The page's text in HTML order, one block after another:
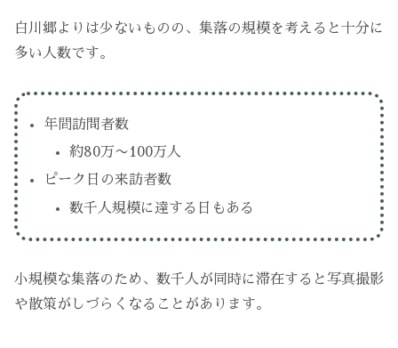
白川郷よりは少ないものの、集落の規模を考えると十分に
多い人数です。
年間訪問者数
約80万〜100万人
ピーク日の来訪者数
数千人規模に達する日もある
小規模な集落のため、数千人が同時に滞在すると写真撮影
や散策がしづらくなることがあります。